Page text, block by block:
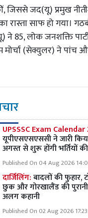
जिससे जद(यू) प्रमुख
रास्ता साफ हो गया।
85, लोक जनशक्ति
मोर्चा (सेक्युलर) ने पांच
UPSSSC Exam
यूपीएसएसएससी ने जारी
अगस्त से शुरू होंगी भर्तियों
Published On 04 Aug 2026
दार्जिलिंग:बादलों की फुहार,
छुक और गोरखालैंड की
अलग कहानी
Published On 02 Aug 2026